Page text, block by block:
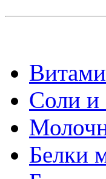
Соли и
Белки